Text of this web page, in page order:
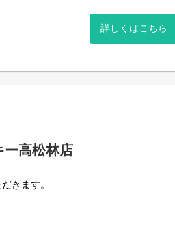
詳しくはこちら
ー高松林店
きます。